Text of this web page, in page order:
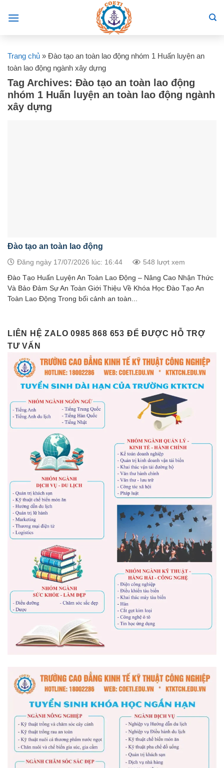
Trang chủ » Đào tạo an toàn lao động nhóm 1 Huấn luyện an
toàn lao động ngành xây dựng
Tag Archives: Đào tạo an toàn lao động
nhóm 1 Huấn luyện an toàn lao động ngành
xây dựng
Đào tạo an toàn lao động
Đăng ngày 17/07/2026 lúc: 16:44 548 lượt xem
Đào Tạo Huấn Luyện An Toàn Lao Động – Nâng Cao Nhận Thức
Và Bảo Đảm Sự An Toàn Giới Thiệu Về Khóa Học Đào Tạo An
Toàn Lao Động Trong bối cảnh an toàn...
LIÊN HỆ ZALO 0985 868 653 ĐỂ ĐƯỢC HỖ TRỢ
TƯ VẤN